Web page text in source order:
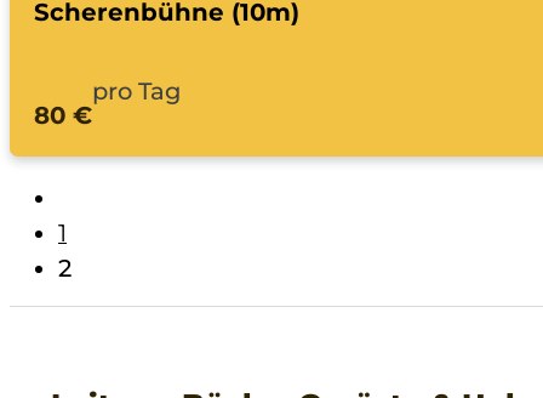
Scherenbühne (10m)
80 €
pro Tag
1
2